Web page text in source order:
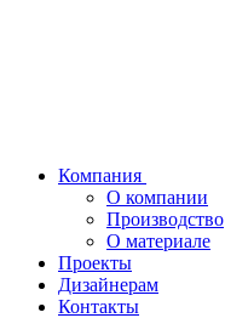
Компания
О компании
Производство
О материале
Проекты
Дизайнерам
Контакты